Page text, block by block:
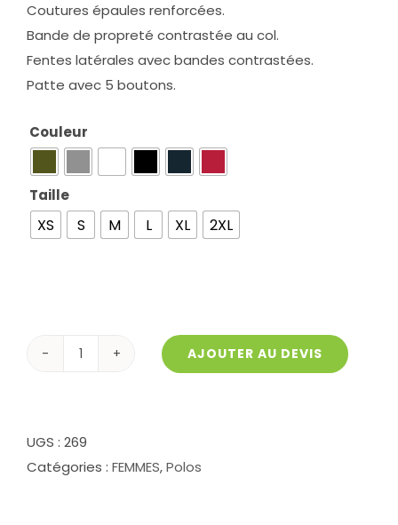
Coutures épaules renforcées.
Bande de propreté contrastée au col.
Fentes latérales avec bandes contrastées.
Patte avec 5 boutons.
Couleur
Taille
XS S M L XL 2XL
quantité
mercerisé
GRAND
AJOUTER AU DEVIS
UGS : 269
Catégories : FEMMES,Polos